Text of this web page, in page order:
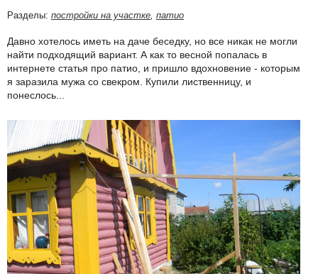
Разделы: постройки на участке, патио
Давно хотелось иметь на даче беседку, но все никак не могли
найти подходящий вариант. А как то весной попалась в
интернете статья про патио, и пришло вдохновение - которым
я заразила мужа со свекром. Купили лиственницу, и
понеслось...